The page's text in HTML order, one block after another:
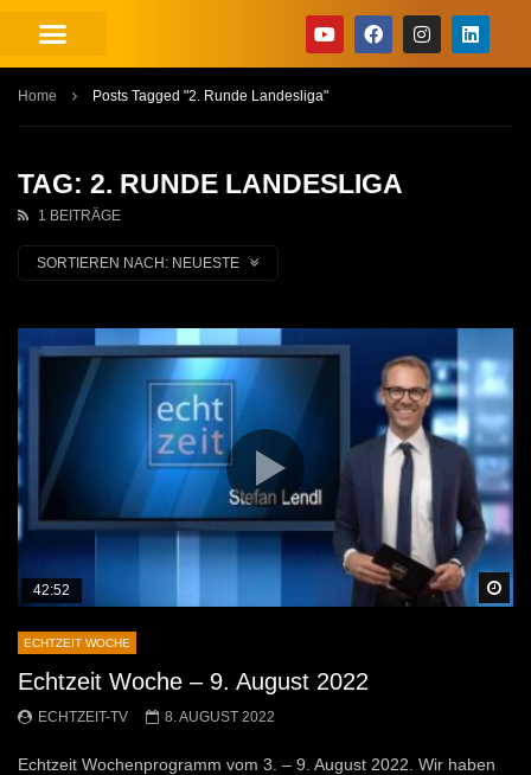
Home Posts Tagged "2. Runde Landesliga"
TAG: 2. RUNDE LANDESLIGA
1 BEITRÄGE
SORTIEREN NACH: NEUESTE
42:52
ECHTZEIT WOCHE
Echtzeit Woche – 9. August 2022
ECHTZEIT-TV 8. AUGUST 2022
Echtzeit Wochenprogramm vom 3. – 9. August 2022. Wir haben